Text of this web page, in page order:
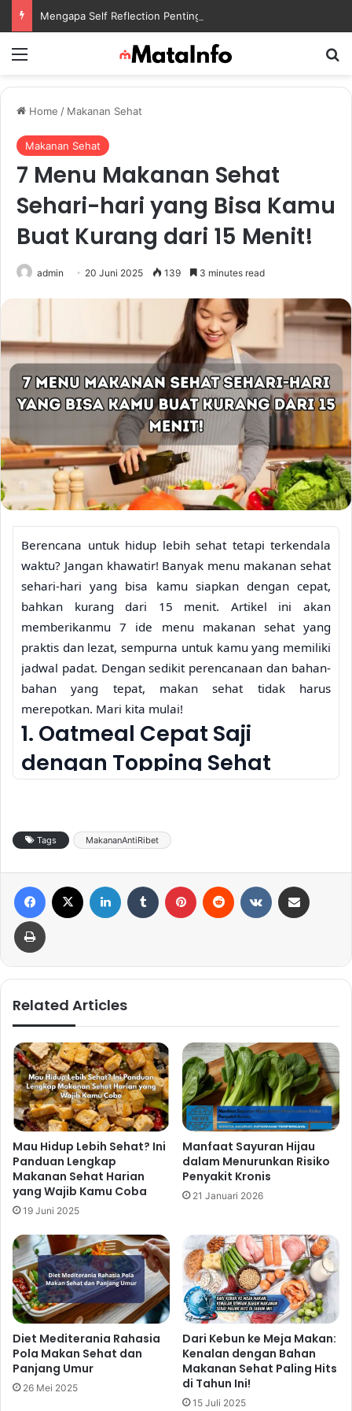
Home / Makanan Sehat
Makanan Sehat
7 Menu Makanan Sehat
Sehari-hari yang Bisa Kamu
Buat Kurang dari 15 Menit!
admin 20 Juni 2025 139 3 minutes read
Berencana untuk hidup lebih sehat tetapi terkendala
waktu? Jangan khawatir! Banyak menu makanan sehat
sehari-hari yang bisa kamu siapkan dengan cepat,
bahkan kurang dari 15 menit. Artikel ini akan
memberikanmu 7 ide menu makanan sehat yang
praktis dan lezat, sempurna untuk kamu yang memiliki
jadwal padat. Dengan sedikit perencanaan dan bahan-
bahan yang tepat, makan sehat tidak harus
merepotkan. Mari kita mulai!
1. Oatmeal Cepat Saji
dengan Topping Sehat
oatmeal instan. Campur 1/2 cangkir oatmeal instan
dengan 1 cangkir air panas atau susu. Biarkan selama
beberapa menit hingga mengental. Tambahkan
topping favoritmu untuk meningkatkan rasa dan
nutrisi, seperti buah beri segar ( blueberry, strawberry,
raspberry
atau sedikit madu. Menu ini siap dalam waktu kurang
dari 5 menit dan memberikan energi yang cukup untuk
karbohidrat kompleks yang baik, sehingga kamu akan
Related Articles
Rekomendasi Makanan Rendah
Gula yang Baik untuk Menjaga
Energi dan Kebugaran Tubuh
24 jam ago
yang Membantu Meningkatkan
Imunitas Secara Alami
2 hari ago
Mengenal Sayuran Hijau Kaya Nutrisi
yang Cocok untuk Menu Sehat
Modern
Tags MakananAntiRibet
Related Articles
Mau Hidup Lebih Sehat? Ini
Panduan Lengkap
Makanan Sehat Harian
yang Wajib Kamu Coba
19 Juni 2025
Manfaat Sayuran Hijau
dalam Menurunkan Risiko
Penyakit Kronis
21 Januari 2026
Diet Mediterania Rahasia
Pola Makan Sehat dan
Panjang Umur
26 Mei 2025
Dari Kebun ke Meja Makan:
Kenalan dengan Bahan
Makanan Sehat Paling Hits
di Tahun Ini!
15 Juli 2025